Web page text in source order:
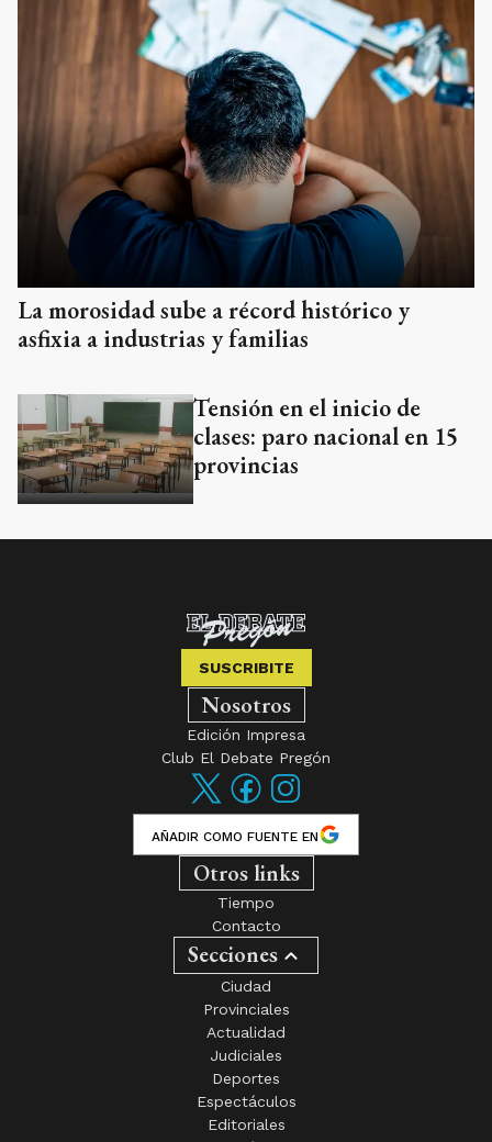
La morosidad sube a récord histórico y
asfixia a industrias y familias
Tensión en el inicio de
clases: paro nacional en 15
provincias
SUSCRIBITE
Nosotros
Edición Impresa
Club El Debate Pregón
AÑADIR COMO FUENTE EN
Otros links
Tiempo
Contacto
Secciones
Ciudad
Provinciales
Actualidad
Judiciales
Deportes
Espectáculos
Editoriales